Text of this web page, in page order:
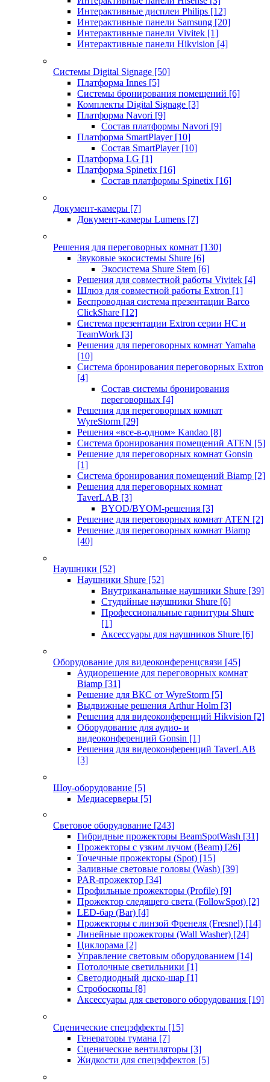
Интерактивные дисплеи Philips [12]
Интерактивные панели Samsung [20]
Интерактивные панели Vivitek [1]
Интерактивные панели Hikvision [4]
Системы Digital Signage [50]
Платформа Innes [5]
Системы бронирования помещений [6]
Комплекты Digital Signage [3]
Платформа Navori [9]
Состав платформы Navori [9]
Платформа SmartPlayer [10]
Состав SmartPlayer [10]
Платформа LG [1]
Платформа Spinetix [16]
Состав платформы Spinetix [16]
Документ-камеры [7]
Документ-камеры Lumens [7]
Решения для переговорных комнат [130]
Звуковые экосистемы Shure [6]
Экосистема Shure Stem [6]
Решения для совместной работы Vivitek [4]
Шлюз для совместной работы Extron [1]
Беспроводная система презентации Barco
ClickShare [12]
Система презентации Extron серии HC и
TeamWork [3]
Решения для переговорных комнат Yamaha
[10]
Система бронирования переговорных Extron
[4]
Состав системы бронирования
переговорных [4]
Решения для переговорных комнат
WyreStorm [29]
Решения «все-в-одном» Kandao [8]
Система бронирования помещений ATEN [5]
Решение для переговорных комнат Gonsin
[1]
Система бронирования помещений Biamp [2]
Решения для переговорных комнат
TaverLAB [3]
BYOD/BYOM-решения [3]
Решение для переговорных комнат ATEN [2]
Решение для переговорных комнат Biamp
[40]
Наушники [52]
Наушники Shure [52]
Внутриканальные наушники Shure [39]
Студийные наушники Shure [6]
Профессиональные гарнитуры Shure
[1]
Аксессуары для наушников Shure [6]
Оборудование для видеоконференцсвязи [45]
Аудиорешение для переговорных комнат
Biamp [31]
Решение для ВКС от WyreStorm [5]
Выдвижные решения Arthur Holm [3]
Решения для видеоконференций Hikvision [2]
Оборудование для аудио- и
видеоконференций Gonsin [1]
Решения для видеоконференций TaverLAB
[3]
Шоу-оборудование [5]
Медиасерверы [5]
Световое оборудование [243]
Гибридные прожекторы BeamSpotWash [31]
Прожекторы с узким лучом (Beam) [26]
Точечные прожекторы (Spot) [15]
Заливные световые головы (Wash) [39]
PAR-прожектор [34]
Профильные прожекторы (Profile) [9]
Прожектор следящего света (FollowSpot) [2]
LED-бар (Bar) [4]
Прожекторы с линзой Френеля (Fresnel) [14]
Линейные прожекторы (Wall Washer) [24]
Циклорама [2]
Управление световым оборудованием [14]
Потолочные светильники [1]
Светодиодный диско-шар [1]
Стробоскопы [8]
Аксессуары для светового оборудования [19]
Сценические спецэффекты [15]
Генераторы тумана [7]
Сценические вентиляторы [3]
Жидкости для спецэффектов [5]